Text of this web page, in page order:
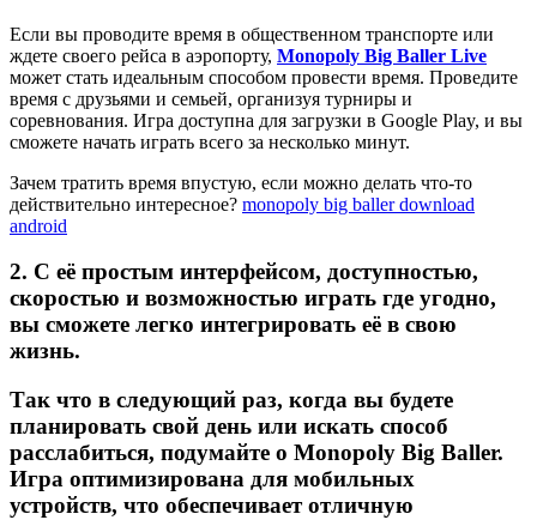
Если вы проводите время в общественном транспорте или
ждете своего рейса в аэропорту, Monopoly Big Baller Live
может стать идеальным способом провести время. Проведите
время с друзьями и семьей, организуя турниры и
соревнования. Игра доступна для загрузки в Google Play, и вы
сможете начать играть всего за несколько минут.
Зачем тратить время впустую, если можно делать что-то
действительно интересное? monopoly big baller download
android
2. С её простым интерфейсом, доступностью,
скоростью и возможностью играть где угодно,
вы сможете легко интегрировать её в свою
жизнь.
Так что в следующий раз, когда вы будете
планировать свой день или искать способ
расслабиться, подумайте о Monopoly Big Baller.
Игра оптимизирована для мобильных
устройств, что обеспечивает отличную